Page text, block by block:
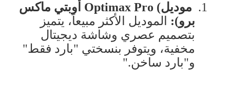
1. موديلOptimax Pro ( أوبتي ماكس
برو):
الموديل الأكثر مبيعاً، يتميز
بتصميم عصري وشاشة ديجيتال
مخفية، ويتوفر بنسختي "بارد فقط"
و"بارد ساخن".